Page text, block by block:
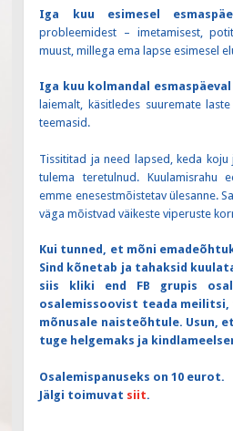
Iga kuu esimesel
probleemidest – imetamisest,
muust, millega ema lapse esimesel
Iga kuu kolmandal esmaspäeval
laiemalt, käsitledes suuremate
teemasid.
Tissititad ja need lapsed, keda
tulema teretulnud. Kuulamisrahu
emme enesestmõistetav ülesanne.
väga mõistvad väikeste viperuste
Kui tunned, et mõni
Sind kõnetab ja tahaksid
siis kliki end FB grupis
osalemissoovist teada
mõnusale naisteõhtule. Usun,
tuge helgemaks ja
Osalemispanuseks on 10 eurot.
Jälgi toimuvat siit.